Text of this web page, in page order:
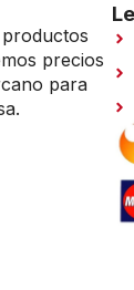
precios
para